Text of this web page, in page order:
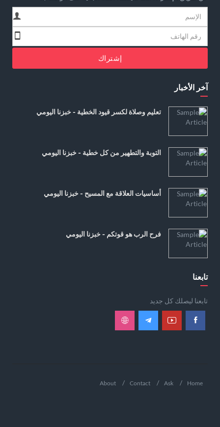
إشتراك
آخر الأخبار
تعليم وصلاة لكسر قيود الخطية - خبزنا اليومي
التوبة والتطهير من كل خطية - خبزنا اليومي
أساسيات العلاقة مع المسيح - خبزنا اليومي
فرح الرب هو قوتكم - خبزنا اليومي
تابعنا
تابعنا ليصلك كل جديد
Home
Ask
Contact
About